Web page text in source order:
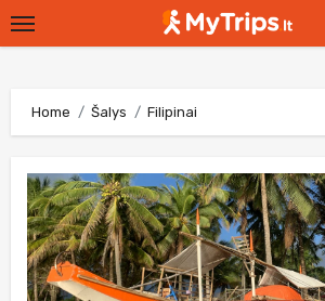
Skip
to
Home Šalys Filipinai